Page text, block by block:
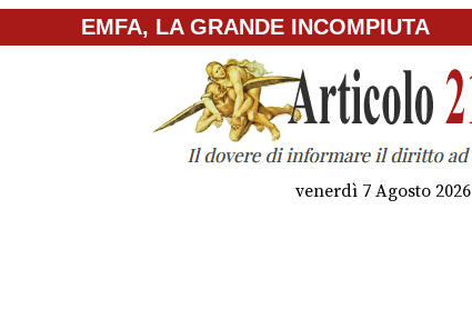
EMFA, LA GRANDE INCOMPIUTA
venerdì 7 Agosto 2026